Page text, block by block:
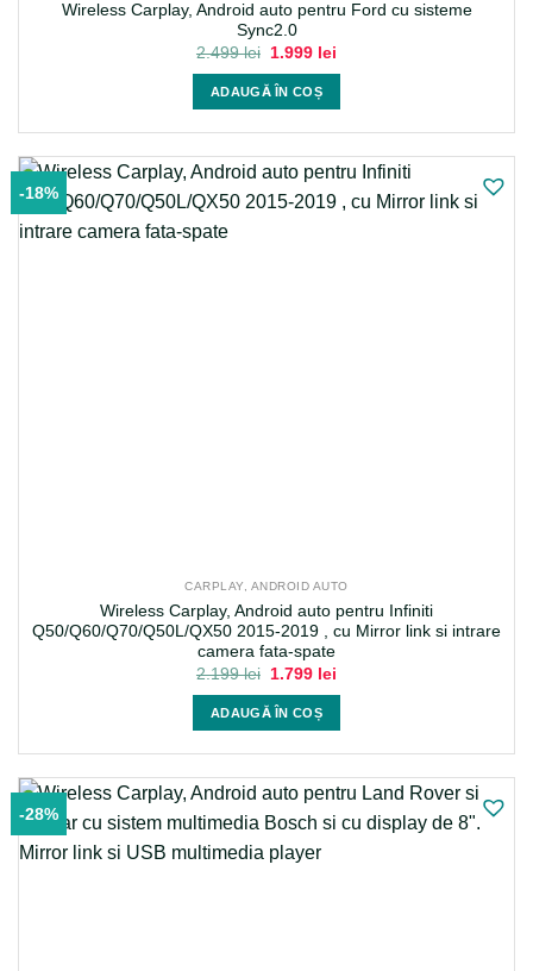
Wireless Carplay, Android auto pentru Ford cu sisteme
Sync2.0
2.499lei
Prețul
a
fost:
2.499 lei.
1.999 lei
ADAUGĂ ÎN COȘ
-18%
CARPLAY, ANDROID AUTO
Wireless Carplay, Android auto pentru Infiniti
Q50/Q60/Q70/Q50L/QX50 2015-2019 , cu Mirror link si intrare
camera fata-spate
2.199lei
Prețul
a
fost:
2.199 lei.
1.799 lei
ADAUGĂ ÎN COȘ
-28%